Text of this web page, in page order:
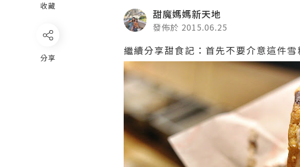
收藏
分享
甜魔媽媽新天地
發佈於 2015.06.25
繼續分享甜食記：首先不要介意這件